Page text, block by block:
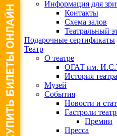
Информация для
Контакты
Схема залов
Театральный
Подарочные сертификаты
Театр
О театре
ОГАТ им.
История театра
Музей
События
Новости и
Гастроли
Премии
Пресса